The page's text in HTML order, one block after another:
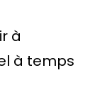
à
à temps